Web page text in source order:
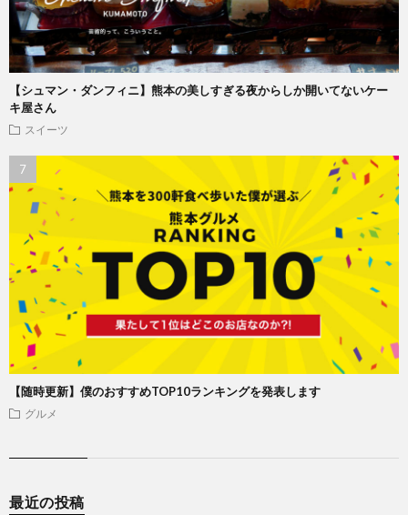
【シュマン・ダンフィニ】熊本の美しすぎる夜からしか開いてないケー
キ屋さん
スイーツ
【随時更新】僕のおすすめTOP10ランキングを発表します
グルメ
最近の投稿